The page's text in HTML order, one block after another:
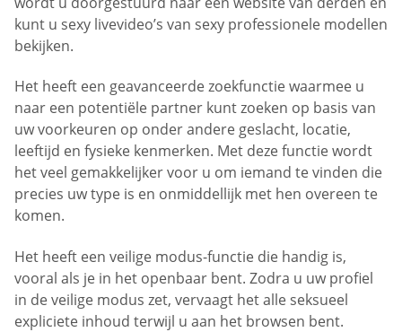
kunt u sexy livevideo’s van sexy professionele modellen
bekijken.
Het heeft een geavanceerde zoekfunctie waarmee u
naar een potentiële partner kunt zoeken op basis van
uw voorkeuren op onder andere geslacht, locatie,
leeftijd en fysieke kenmerken. Met deze functie wordt
het veel gemakkelijker voor u om iemand te vinden die
precies uw type is en onmiddellijk met hen overeen te
komen.
Het heeft een veilige modus-functie die handig is,
vooral als je in het openbaar bent. Zodra u uw profiel
in de veilige modus zet, vervaagt het alle seksueel
expliciete inhoud terwijl u aan het browsen bent.